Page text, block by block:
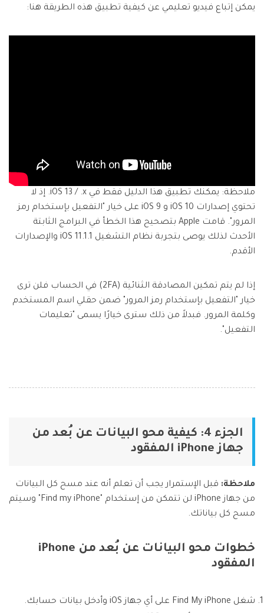
يمكن إتباع فيديو تعليمي عن كيفية تطبيق هذه الطريقة هنا:
ملاحظة: يمكنك تطبيق هذا الدليل فقط في iOS 13 / .x. إذ لا
تحتوي إصدارات iOS 10 و iOS 9 على خيار "التفعيل بإستخدام رمز
المرور". قامت Apple بتصحيح هذا الخطأ في البرامج الثابتة
الأحدث لذلك يوصى بتجربة نظام التشغيل iOS 11.1.1 والإصدارات
الأقدم.
إذا لم يتم تمكين المصادقة الثنائية (2FA) في الحساب فلن ترى
خيار "التفعيل بإستخدام رمز المرور" ضمن حقلي اسم المستخدم
وكلمة المرور. فبدلاً من ذلك سترى خيارًا يسمى "تعليمات
التفعيل".
الجزء 4: كيفية محو البيانات عن بُعد من
جهاز iPhone المفقود
ملاحظة: قبل الإستمرار يجب أن تعلم أنه عند مسح كل البيانات
من جهاز iPhone لن تتمكن من إستخدام "Find my iPhone" وسيتم
مسح كل بياناتك.
خطوات محو البيانات عن بُعد من iPhone
المفقود
شغل Find My iPhone على أي جهاز iOS وأدخل بيانات حسابك.